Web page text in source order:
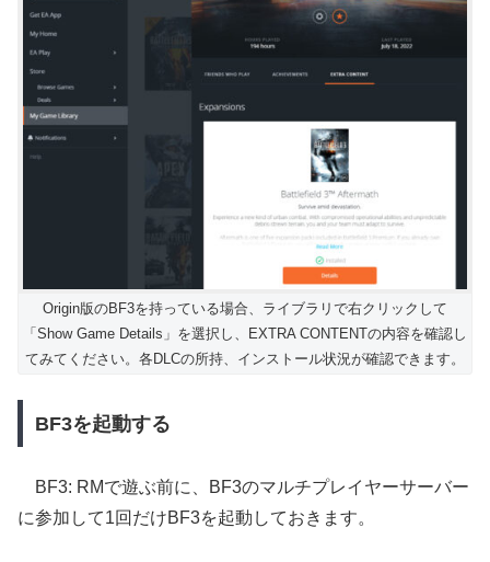
Origin版のBF3を持っている場合、ライブラリで右クリックして
「Show Game Details」を選択し、EXTRA CONTENTの内容を確認し
てみてください。各DLCの所持、インストール状況が確認できます。
BF3を起動する
BF3: RMで遊ぶ前に、BF3のマルチプレイヤーサーバー
に参加して1回だけBF3を起動しておきます。